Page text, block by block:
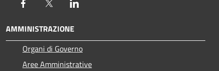
Facebook Twitter
AMMINISTRAZIONE
Organi di Governo
Aree Amministrative